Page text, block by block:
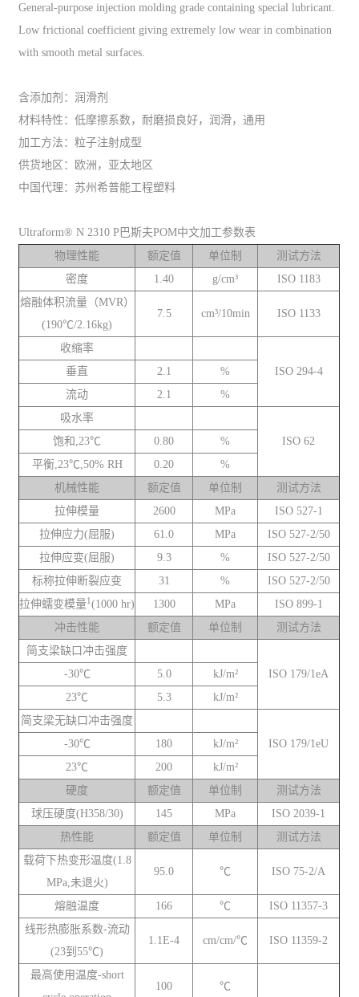
General-purpose injection molding grade containing special lubricant.
Low frictional coefficient giving extremely low wear in combination
with smooth metal surfaces.
含添加剂：润滑剂
材料特性：低摩擦系数，耐磨损良好，润滑，通用
加工方法：粒子注射成型
供货地区：欧洲，亚太地区
中国代理：苏州希普能工程塑料
Ultraform® N 2310 P巴斯夫POM中文加工参数表
物理性能
额定值 单位制
测试方法
密度
1.40 g/cm³
ISO 1183
熔融体积流量（MVR）
(190℃/2.16kg)
7.5 cm³/10min ISO 1133
收缩率
ISO 294-4
垂直 2.1
%
流动
2.1
%
吸水率
ISO 62
饱和,23℃ 0.80
%
平衡,23℃,50% RH
0.20
%
机械性能
额定值 单位制
测试方法
拉伸模量
2600 MPa
ISO 527-1
拉伸应力(屈服)
61.0 MPa
ISO 527-2/50
拉伸应变(屈服)
9.3 %
ISO 527-2/50
标称拉伸断裂应变
31 %
ISO 527-2/50
拉伸蠕变模量1 (1000 hr) 1300 MPa
ISO 899-1
冲击性能
额定值 单位制
测试方法
简支梁缺口冲击强度
ISO 179/1eA
-30℃ 5.0
kJ/m²
23℃
5.3
kJ/m²
简支梁无缺口冲击强度
ISO 179/1eU
-30℃ 180
kJ/m²
23℃
200
kJ/m²
硬度
额定值 单位制
测试方法
球压硬度(H358/30)
145 MPa
ISO 2039-1
热性能
额定值 单位制
测试方法
载荷下热变形温度(1.8
MPa,未退火)
95.0 ℃ ISO 75-2/A
熔融温度 166 ℃
ISO 11357-3
线形热膨胀系数-流动
(23到55℃)
1.1E-4 cm/cm/℃ ISO 11359-2
最高使用温度-short
100 ℃